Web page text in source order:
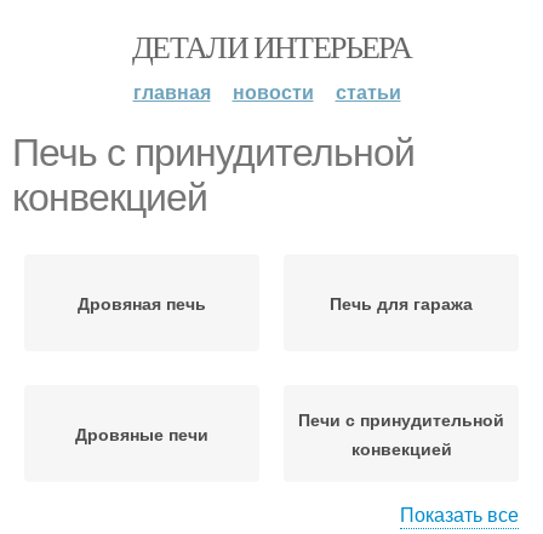
ДЕТАЛИ ИНТЕРЬЕРА
главная новости статьи
Печь с принудительной
конвекцией
Дровяная печь Печь для гаража
Дровяные печи
Печи с принудительной
конвекцией
Показать все